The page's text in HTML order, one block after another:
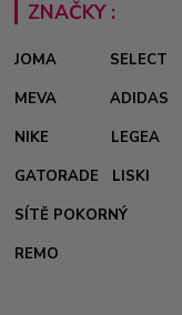
ZNAČKY :
JOMA
SELECT
MEVA
ADIDAS
NIKE
LEGEA
GATORADE
LISKI
SÍTĚ POKORNÝ
REMO